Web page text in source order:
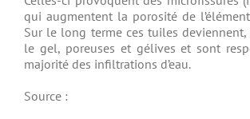
qui augmentent la porosité de
Sur le long terme ces tuiles
le gel, poreuses et gélives et sont
majorité des infiltrations d’eau.
Source :